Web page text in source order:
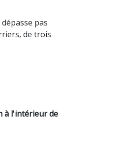
pas
de trois
à l'intérieur de